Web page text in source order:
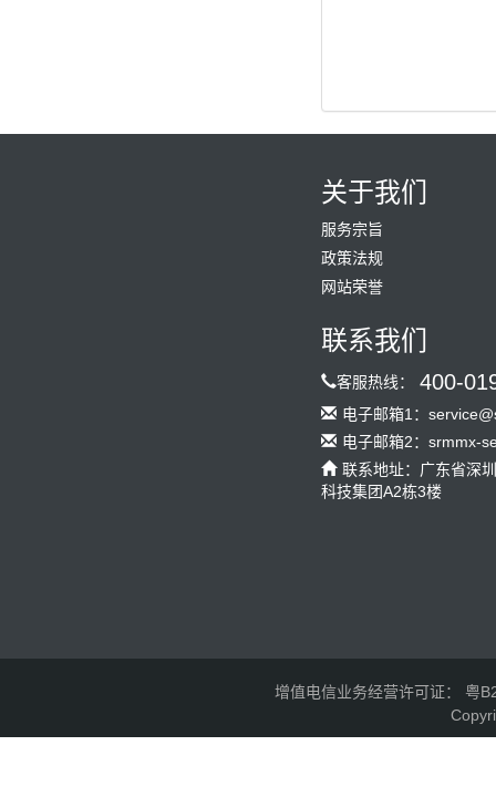
关于我们
服务宗旨
政策法规
网站荣誉
联系我们
客服热线： 400-
电子邮箱1：
电子邮箱2：srmmx-
联系地址：广东省深
科技集团A2栋3楼
增值电信业务经营许可证： 粤